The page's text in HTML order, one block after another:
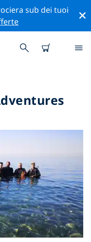
sub dei tuoi